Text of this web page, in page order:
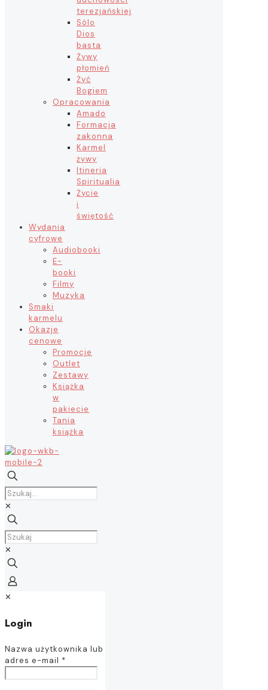
terezjańskiej
Sólo
Dios
basta
Żywy
płomień
Żyć
Bogiem
Opracowania
Amado
Formacja
zakonna
Karmel
żywy
Itineria
Spiritualia
Życie
i
świętość
Wydania
cyfrowe
Audiobooki
E-
booki
Filmy
Muzyka
Smaki
karmelu
Okazje
cenowe
Promocje
Outlet
Zestawy
Książka
w
pakiecie
Tania
książka
✕
✕
✕
Login
Nazwa użytkownika lub
adres e-mail *